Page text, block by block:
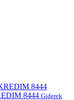
8444 Giderek